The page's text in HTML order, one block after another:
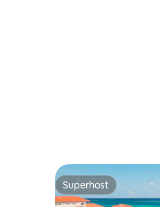
Superhost
Superhost